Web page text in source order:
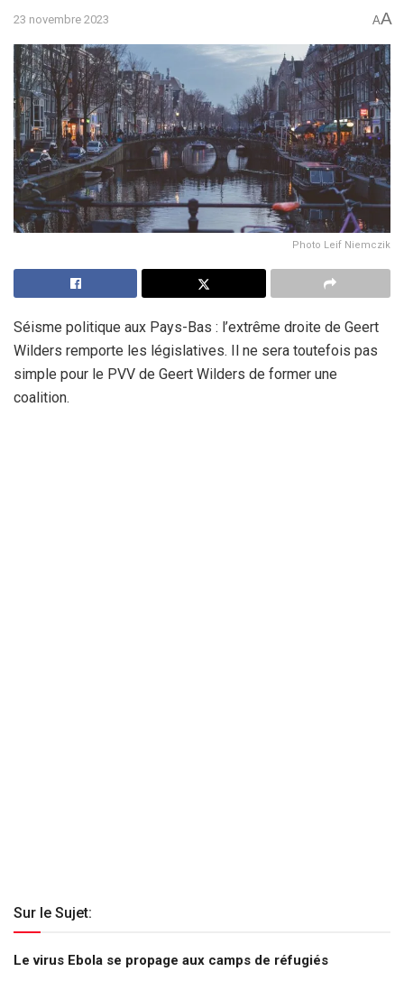
23 novembre 2023 AA
Photo Leif Niemczik
Séisme politique aux Pays-Bas : l’extrême droite de Geert
Wilders remporte les législatives. Il ne sera toutefois pas
simple pour le PVV de Geert Wilders de former une
coalition.
Sur le Sujet:
Le virus Ebola se propage aux camps de réfugiés